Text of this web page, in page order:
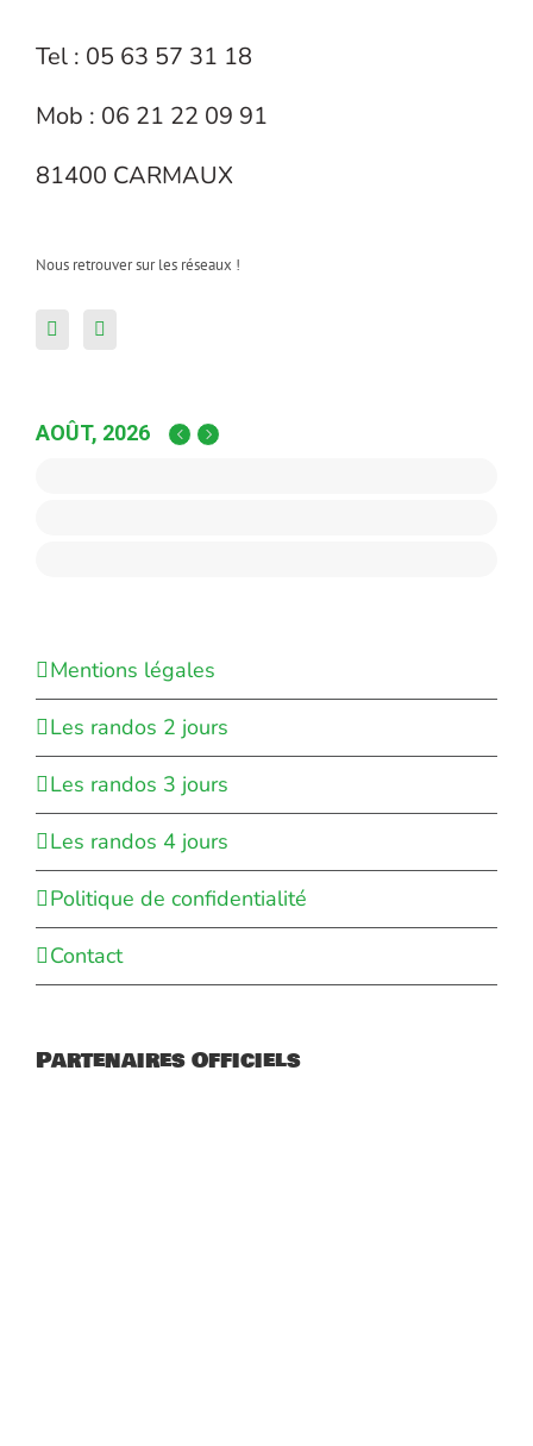
Tel : 05 63 57 31 18
Mob : 06 21 22 09 91
81400 CARMAUX
Nous retrouver sur les réseaux !
AOÛT, 2026
Mentions légales
Les randos 2 jours
Les randos 3 jours
Les randos 4 jours
Politique de confidentialité
Contact
Partenaires Officiels